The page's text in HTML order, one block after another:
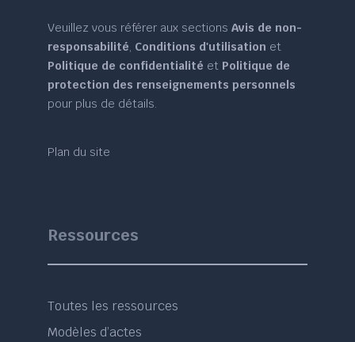
Veuillez vous référer aux sectionsAvis de non-
responsabilité, Conditions d'utilisation et
Politique de confidentialité et Politique de
protection des renseignements personnels
pour plus de détails.
Plan du site
Ressources
Toutes les ressources
Modèles d’actes